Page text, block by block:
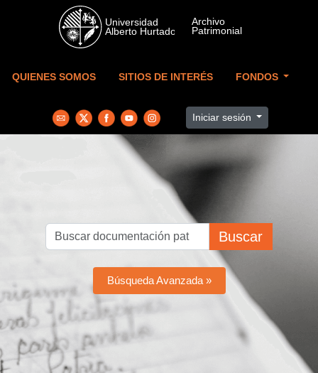
Skip to main content
QUIENES SOMOS SITIOS DE INTERÉS FONDOS
Iniciar sesión
Buscar
Búsqueda Avanzada »